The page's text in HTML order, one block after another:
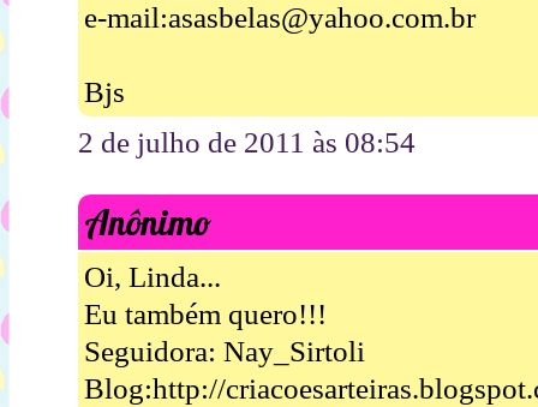
e-mail:asasbelas@yahoo.com.br
Bjs
2 de julho de 2011 às 08:54
Anônimo
Oi, Linda...
Eu também quero!!!
Seguidora: Nay_Sirtoli
Blog:http://